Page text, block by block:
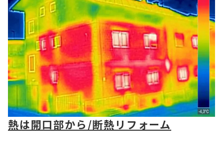
熱は開口部から/断熱リフォーム